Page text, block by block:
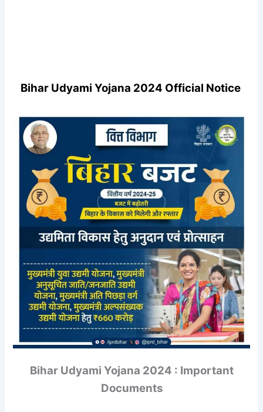
Bihar Udyami Yojana 2024 Official Notice
Bihar Udyami Yojana 2024 : Important
Documents